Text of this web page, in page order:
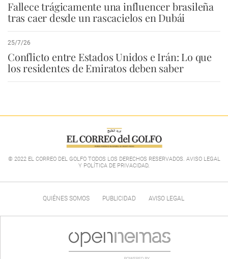
Fallece trágicamente una influencer brasileña
tras caer desde un rascacielos en Dubái
25/7/26
Conflicto entre Estados Unidos e Irán: Lo que
los residentes de Emiratos deben saber
© 2022 EL CORREO DEL GOLFO TODOS LOS DERECHOS RESERVADOS. AVISO LEGAL
Y POLÍTICA DE PRIVACIDAD.
QUIÉNES SOMOS PUBLICIDAD AVISO LEGAL